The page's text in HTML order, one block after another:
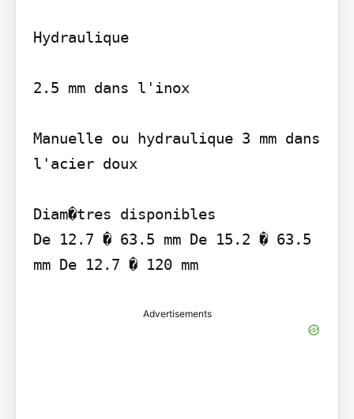
Hydraulique
2.5 mm dans l'inox
Manuelle ou hydraulique 3 mm dans
l'acier doux
Diam�tres disponibles
De 12.7 � 63.5 mm De 15.2 � 63.5
mm De 12.7 � 120 mm
Advertisements